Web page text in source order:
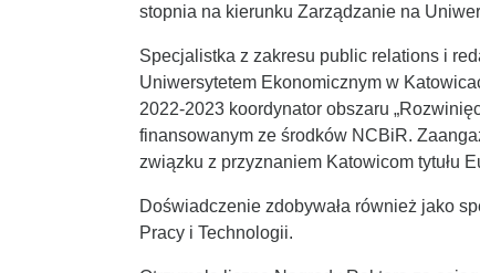
stopnia na kierunku Zarządzanie na
Specjalistka z zakresu public relations i
Uniwersytetem Ekonomicznym w
2022-2023 koordynator obszaru
finansowanym ze środków NCBiR.
związku z przyznaniem Katowicom tytułu
Doświadczenie zdobywała również jako
Pracy i Technologii.